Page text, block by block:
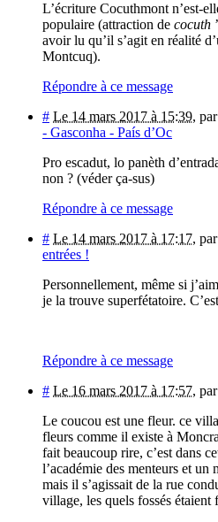
L’écriture Cocuthmont n’est-
populaire (attraction de cocuth
avoir lu qu’il s’agit en réalité
Montcuq).
Répondre à ce message
# Le 14 mars 2017 à 15:39, par
- Gasconha - País d’Oc
Pro escadut, lo panèth
non ? (véder ça-sus)
Répondre à ce message
# Le 14 mars 2017 à 17:17, par
entrées !
Personnellement, même si
je la trouve superfétatoire.
Répondre à ce message
# Le 16 mars 2017 à 17:57, par
Le coucou est une fleur. ce
fleurs comme il existe à
fait beaucoup rire, c’est dans
l’académie des menteurs et
mais il s’agissait de la rue
village, les quels fossés étaient